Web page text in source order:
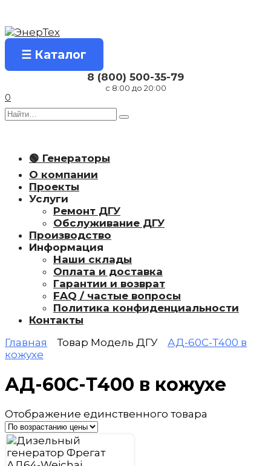
содержанию
☰ Каталог
8 (800) 500-35-79
с 8:00 до 20:00
0
Search
🟢 Генераторы
О компании
Проекты
Услуги
Ремонт ДГУ
Обслуживание ДГУ
Производство
Информация
Наши склады
Оплата и доставка
Гарантии и возврат
FAQ / частые вопросы
Политика конфиденциальности
Контакты
Главная
Товар Модель ДГУ
АД-60С-Т400 в
кожухе
АД-60С-Т400 в кожухе
Отображение единственного товара